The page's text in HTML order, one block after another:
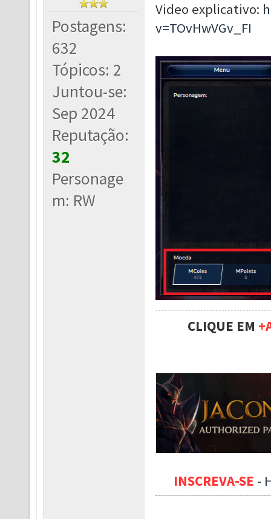
Postagens:
632
Tópicos: 2
Juntou-se:
Sep 2024
Reputação:
32
Personage
m: RW
Video explicativo:
v=TOvHwVGv_FI
CLIQUE EM
INSCREVA-SE -